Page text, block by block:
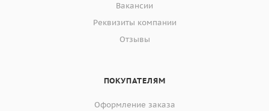
Вакансии
Реквизиты компании
Отзывы
ПОКУПАТЕЛЯМ
Оформление заказа